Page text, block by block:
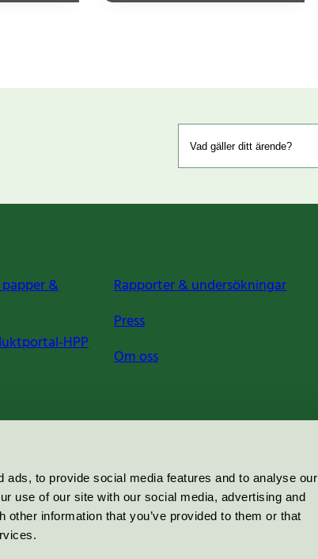
ads, to provide social media features and to analyse our
use of our site with our social media, advertising and
information that you’ve provided to them or that
&
HPP
Rapporter & undersökningar
Press
Om oss